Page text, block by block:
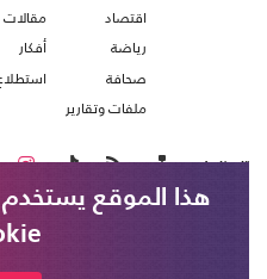
اقتصاد
رياضة
صحافة
ملفات وتقارير
مقالات
أفكار
تابعنا على
هذا الموقع يستخدم